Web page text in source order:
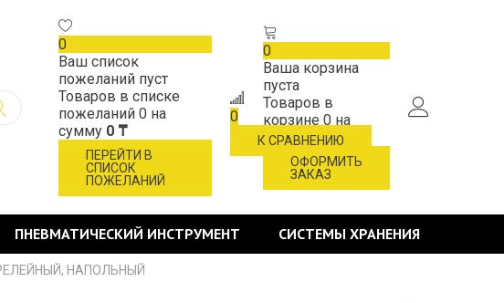
0
Ваш список
пожеланий пуст
Товаров в списке
пожеланий 0 на
сумму 0 ₸
ПЕРЕЙТИ В
СПИСОК
ПОЖЕЛАНИЙ
0
К СРАВНЕНИЮ
0
Ваша корзина
пуста
Товаров в
корзине 0 на
сумму0 ₸
ОФОРМИТЬ
ЗАКАЗ
ПНЕВМАТИЧЕСКИЙ ИНСТРУМЕНТ СИСТЕМЫ ХРАНЕНИЯ
НАПОЛЬНЫЙ